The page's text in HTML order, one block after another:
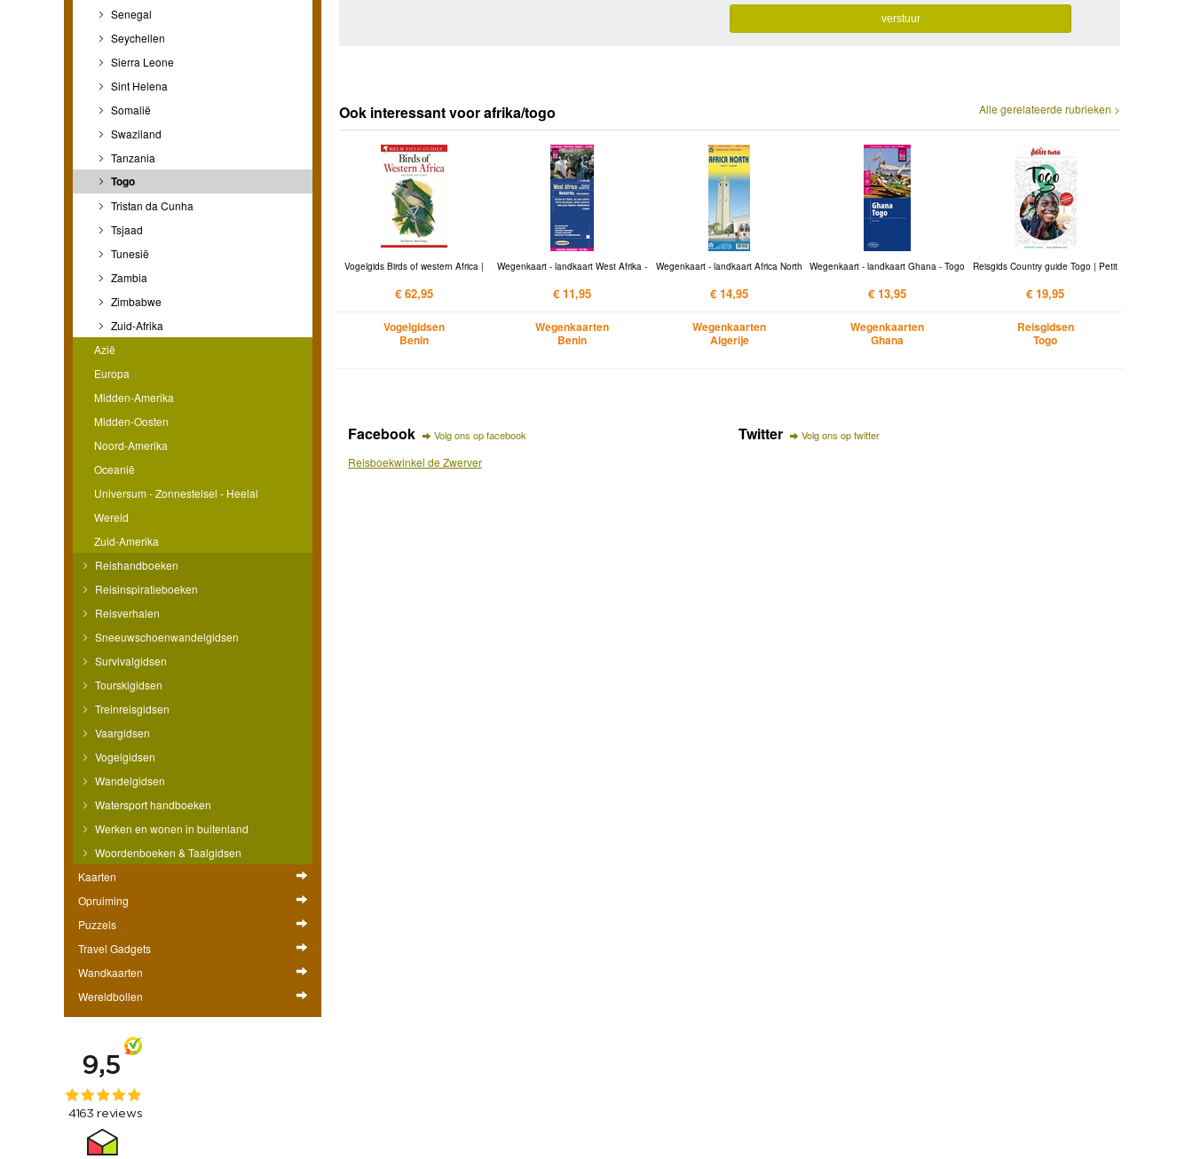
Senegal
Seychellen
Sierra Leone
Sint Helena
Somalië
Swaziland
Tanzania
Togo
Tristan da Cunha
Tsjaad
Tunesië
Zambia
Zimbabwe
Zuid-Afrika
Azië
Europa
Midden-Amerika
Midden-Oosten
Noord-Amerika
Oceanië
Universum - Zonnestelsel - Heelal
Wereld
Zuid-Amerika
Reishandboeken
Reisinspiratieboeken
Reisverhalen
Sneeuwschoenwandelgidsen
Survivalgidsen
Tourskigidsen
Treinreisgidsen
Vaargidsen
Vogelgidsen
Wandelgidsen
Watersport handboeken
Werken en wonen in buitenland
Woordenboeken & Taalgidsen
Kaarten
Opruiming
Puzzels
Travel Gadgets
Wandkaarten
Wereldbollen
Alle gerelateerde rubrieken >
Ook interessant voor afrika/togo
Vogelgids Birds of western Africa |
€ 62,95
Vogelgidsen
Benin
Wegenkaart - landkaart West Afrika -
€ 11,95
Wegenkaarten
Benin
Wegenkaart - landkaart Africa North
€ 14,95
Wegenkaarten
Algerije
Wegenkaart - landkaart Ghana - Togo
€ 13,95
Wegenkaarten
Ghana
Reisgids Country guide Togo | Petit
€ 19,95
Reisgidsen
Togo
Facebook Volg ons op facebook
Reisboekwinkel de Zwerver
Twitter Volg ons op twitter